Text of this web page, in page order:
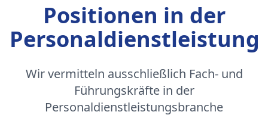
Positionen in der
Personaldienstleistung
Wir vermitteln ausschließlich Fach- und
Führungskräfte in der
Personaldienstleistungsbranche